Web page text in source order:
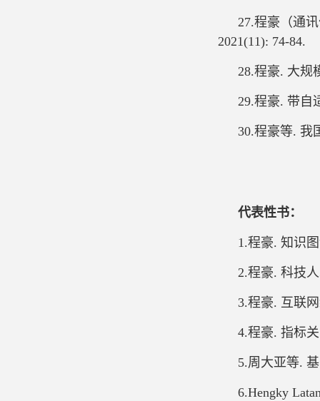
27.程豪（通
2021(11): 74-84.
28.程豪. 大规
29.程豪. 带自
30.程豪等. 我
代表性书：
1.程豪. 知识
2.程豪. 科技
3.程豪. 互联
4.程豪. 指标
5.周大亚等.
6.Hengky